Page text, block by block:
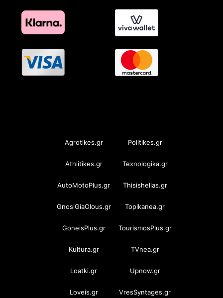
Agrotikes.gr Politikes.gr
Athlitikes.gr Texnologika.gr
AutoMotoPlus.gr Thisishellas.gr
GnosiGiaOlous.gr Topikanea.gr
GoneisPlus.gr TourismosPlus.gr
Kultura.gr TVnea.gr
Loatki.gr Upnow.gr
Loveis.gr VresSyntages.gr